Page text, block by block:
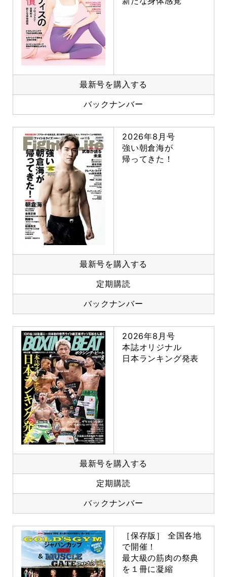
最新号を購入する
バックナンバー
2026年8月号
強い朝倉海が
帰ってきた！
最新号を購入する
定期購読
バックナンバー
2026年8月号
本誌オリジナル
日本ランキング発表
最新号を購入する
定期購読
バックナンバー
［保存版］ 全国各地
で開催！
最大級の筋肉の祭典
を１冊に凝縮